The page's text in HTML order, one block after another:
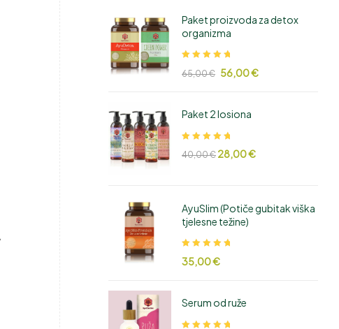
Paket proizvoda za detox
organizma
5.00od 5
65,00€ 56,00€
Paket 2 losiona
5.00od 5
40,00€28,00€
AyuSlim (Potiče gubitak viška
tjelesne težine)
5.00od 5
35,00€
Serum od ruže